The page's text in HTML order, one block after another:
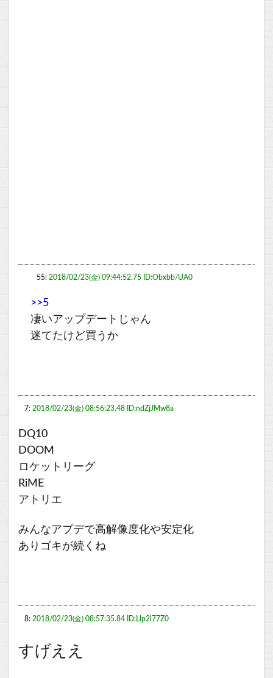
55: 2018/02/23(金) 09:44:52.75 ID:Obxbb/UA0
>>5
凄いアップデートじゃん
迷てたけど買うか
7: 2018/02/23(金) 08:56:23.48 ID:ndZjJMw8a
DQ10
DOOM
ロケットリーグ
RiME
アトリエ
みんなアプデで高解像度化や安定化
ありゴキが続くね
8: 2018/02/23(金) 08:57:35.84 ID:Llp2l77Z0
すげええ